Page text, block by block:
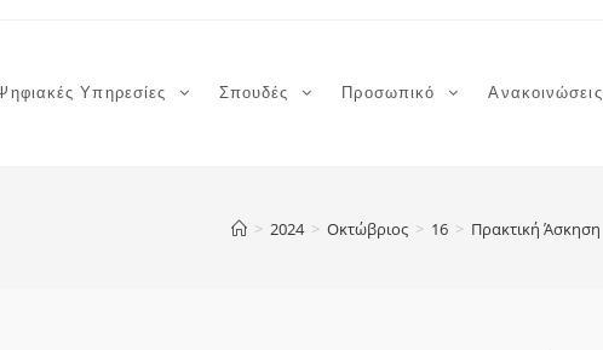
Υπηρεσίες Σπουδές Προσωπικό Ανακοινώσεις
> 2024 > Οκτώβριος > 16 > Πρακτική Άσκηση